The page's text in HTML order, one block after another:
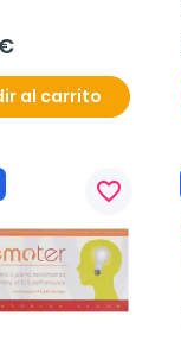
al carrito
favorite_border